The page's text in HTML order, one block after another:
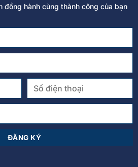
đồng hành cùng thành công của bạn